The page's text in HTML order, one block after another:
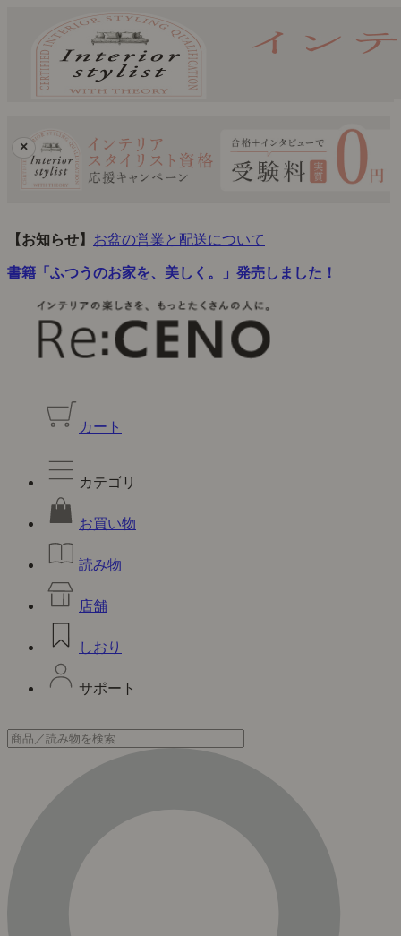
×
【お知らせ】 お盆の営業と配送について
書籍「ふつうのお家を、美しく。」発売しました！
カート
カテゴリ
お買い物
読み物
店舗
しおり
サポート